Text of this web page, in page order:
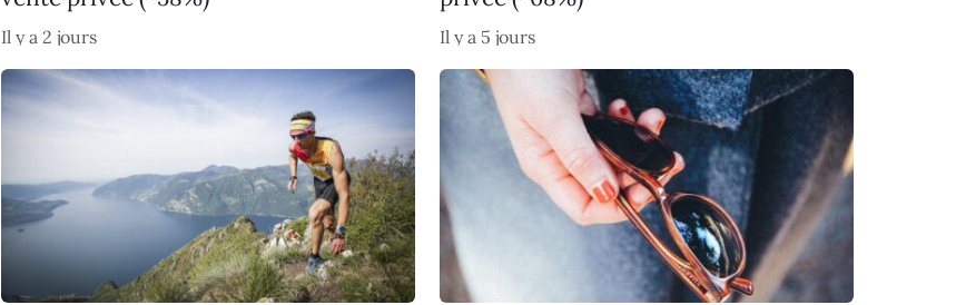
Il y a 2 jours Il y a 5 jours